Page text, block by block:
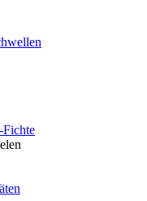
Fichte